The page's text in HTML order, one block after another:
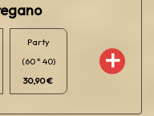
Party
(60 * 40)
30,90 €